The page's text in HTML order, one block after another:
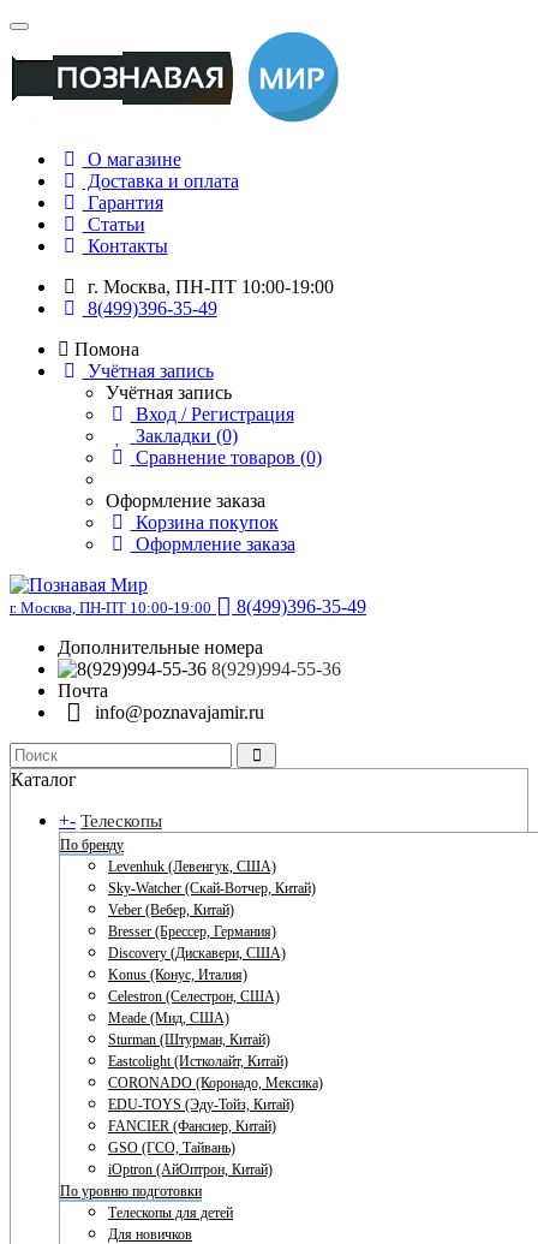
О магазине
Доставка и оплата
Гарантия
Статьи
Контакты
г. Москва, ПН-ПТ 10:00-19:00
8(499)396-35-49
Помона
Учётная запись
Учётная запись
Вход / Регистрация
Закладки (0)
Сравнение товаров (0)
Оформление заказа
Корзина покупок
Оформление заказа
г. Москва, ПН-ПТ 10:00-19:00
8(499)396-35-49
Дополнительные номера
8(929)994-55-36
Почта
info@poznavajamir.ru
Каталог
+- Телескопы
По бренду
Levenhuk (Левенгук, США)
Sky-Watcher (Скай-Вотчер, Китай)
Veber (Вебер, Китай)
Bresser (Брессер, Германия)
Discovery (Дискавери, США)
Konus (Конус, Италия)
Celestron (Селестрон, США)
Meade (Мид, США)
Sturman (Штурман, Китай)
Eastcolight (Истколайт, Китай)
CORONADO (Коронадо, Мексика)
EDU-TOYS (Эду-Тойз, Китай)
FANCIER (Фансиер, Китай)
GSO (ГСО, Тайвань)
iOptron (АйОптрон, Китай)
По уровню подготовки
Телескопы для детей
Для новичков